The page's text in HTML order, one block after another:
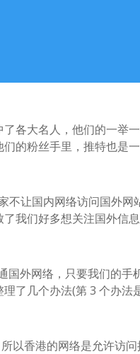
各大名人，他们的一举
的粉丝手里，推特也是一
不让国内网络访问国外
我们好多想关注国外信
外网络，只要我们的手
了几个办法(第 3 个办法
以香港的网络是允许访